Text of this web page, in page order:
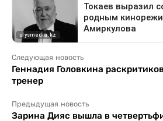
Следующая новость
Геннадия Головкина
тренер
Предыдущая новость
Зарина Дияс вышла в